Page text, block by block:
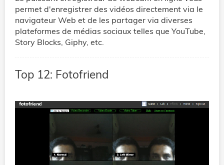
permet d'enregistrer des vidéos directement via le
navigateur Web et de les partager via diverses
plateformes de médias sociaux telles que YouTube,
Story Blocks, Giphy, etc.
Top 12: Fotofriend